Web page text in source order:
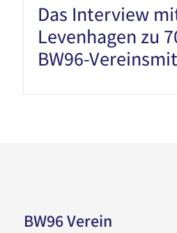
Das Interview
Levenhagen zu
BW96-
BW96 Verein